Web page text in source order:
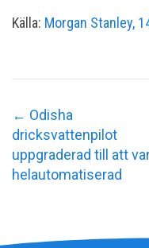
Källa: Morgan Stanley,
← Odisha
dricksvattenpilot
uppgraderad till att
helautomatiserad